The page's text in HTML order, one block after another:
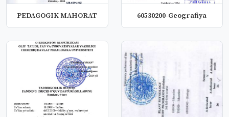
PEDAGOGIK MAHORAT 60530200-Geografiya